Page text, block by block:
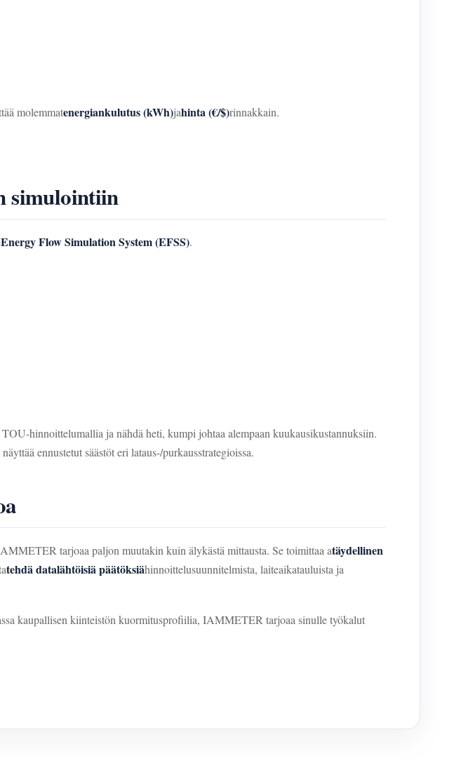
molemmatenergiankulutus (kWh)jahinta (€/$)rinnakkain.
simulointiin
Energy Flow Simulation System (EFSS).
hinnoittelumallia ja nähdä heti, kumpi johtaa alempaan kuukausikustannuksiin.
ennustetut säästöt eri lataus-/purkausstrategioissa.
tarjoaa paljon muutakin kuin älykästä mittausta. Se toimittaa atäydellinen
tehdä datalähtöisiä päätöksiähinnoittelusuunnitelmista, laiteaikatauluista ja
kaupallisen kiinteistön kuormitusprofiilia, IAMMETER tarjoaa sinulle työkalut